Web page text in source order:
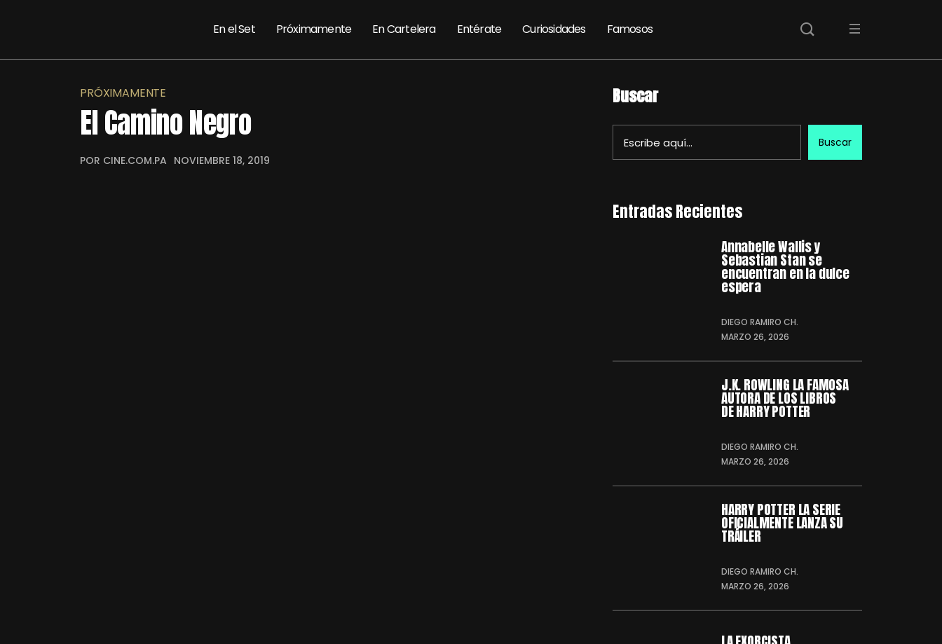
En el Set Próximamente En Cartelera Entérate Curiosidades Famosos
PRÓXIMAMENTE
El Camino Negro
POR CINE.COM.PA NOVIEMBRE 18, 2019
Buscar
Buscar
Entradas Recientes
Annabelle Wallis y
Sebastian Stan se
encuentran en la dulce
espera
DIEGO RAMIRO CH.
MARZO 26, 2026
J.K. ROWLING LA FAMOSA
AUTORA DE LOS LIBROS
DE HARRY POTTER
DIEGO RAMIRO CH.
MARZO 26, 2026
HARRY POTTER LA SERIE
OFICIALMENTE LANZA SU
TRÁILER
DIEGO RAMIRO CH.
MARZO 26, 2026